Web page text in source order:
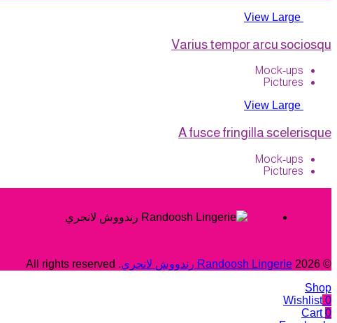
View Large
Varius tempor arcu sociosqu
Mock-ups
Pictures
View Large
A fusce fringilla scelerisque
Mock-ups
Pictures
© 2026 Randoosh Lingerie رندووش لانجري
. All rights reserved
Shop
0
Wishlist
0
Cart